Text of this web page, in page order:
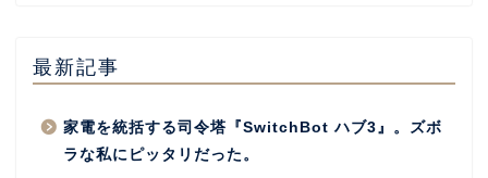
最新記事
家電を統括する司令塔『SwitchBot ハブ3』。ズボ
ラな私にピッタリだった。